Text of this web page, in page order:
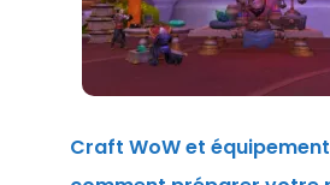
Craft WoW et